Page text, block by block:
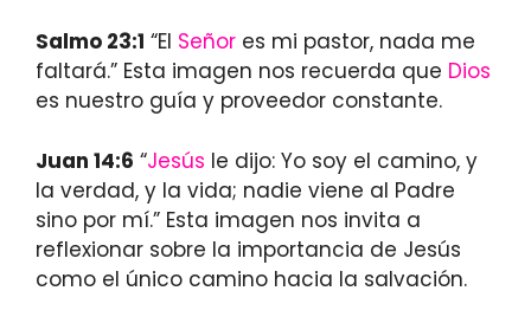
Salmo 23:1 “El Señor es mi pastor, nada me
faltará.” Esta imagen nos recuerda que Dios
es nuestro guía y proveedor constante.
Juan 14:6 “Jesús le dijo: Yo soy el camino, y
la verdad, y la vida; nadie viene al Padre
sino por mí.” Esta imagen nos invita a
reflexionar sobre la importancia de Jesús
como el único camino hacia la salvación.